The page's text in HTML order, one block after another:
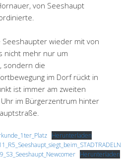
von Seeshaupt
wieder mit von
nicht mehr nur um
sondern die
im Dorf rückt in
ist immer am zweiten
im Bürgerzentrum hinter
Herunterladen
Herunterladen